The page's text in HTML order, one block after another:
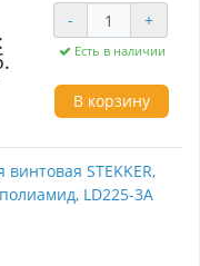
провода латунь/
среды
- +
Есть в наличии
В корзину
STEKKER,
LD225-3A